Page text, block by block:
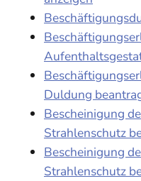
Duldung
Bescheinigung
Strahlenschutz
Bescheinigung
Strahlenschutz